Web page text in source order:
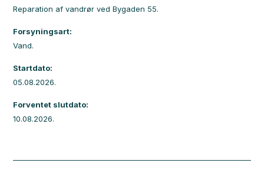
Reparation af vandrør ved Bygaden 55.
Forsyningsart:
Vand.
Startdato:
05.08.2026.
Forventet slutdato:
10.08.2026.